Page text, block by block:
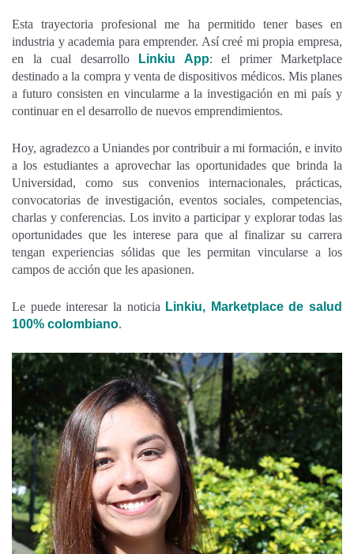
Esta trayectoria profesional me ha permitido tener bases en
industria y academia para emprender. Así creé mi propia empresa,
en la cual desarrollo
Linkiu App: el primer Marketplace
destinado a la compra y venta de dispositivos médicos. Mis planes
a futuro consisten en vincularme a la investigación en mi país y
continuar en el desarrollo de nuevos emprendimientos.
Hoy, agradezco a Uniandes por contribuir a mi formación, e invito
a los estudiantes a aprovechar las oportunidades que brinda la
Universidad, como sus convenios internacionales, prácticas,
convocatorias de investigación, eventos sociales, competencias,
charlas y conferencias. Los invito a participar y explorar todas las
oportunidades que les interese para que al finalizar su carrera
tengan experiencias sólidas que les permitan vincularse a los
campos de acción que les apasionen.
Le puede interesar la noticia Linkiu, Marketplace de salud
100% colombiano.